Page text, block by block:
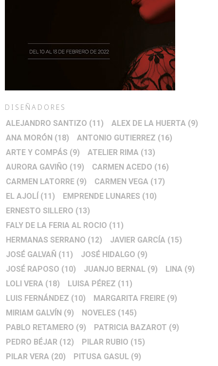
DISEÑADORES
ALEJANDRO SANTIZO (11) ALEX DE LA HUERTA (9)
ANA MORÓN (18) ANTONIO GUTIERREZ (16)
ARTE Y COMPÁS (9) ATELIER RIMA (13)
AURORA GAVIÑO (19) CARMEN ACEDO (16)
CARMEN LATORRE (9) CARMEN VEGA (17)
EL AJOLÍ (11) EMPRENDE LUNARES (10)
ERNESTO SILLERO (13)
FALY DE LA FERIA AL ROCIO (11)
HERMANAS SERRANO (12) JAVIER GARCÍA (15)
JOSÉ GALVAÑ (11) JOSÉ HIDALGO (9)
JOSÉ RAPOSO (10) JUANJO BERNAL (9) LINA (9)
LOLI VERA (18) LUISA PÉREZ (11)
LUIS FERNÁNDEZ (10) MARGARITA FREIRE (9)
MIRIAM GALVÍN (9) NOVELES (145)
PABLO RETAMERO (9) PATRICIA BAZAROT (9)
PEDRO BÉJAR (12) PILAR RUBIO (15)
PILAR VERA (20) PITUSA GASUL (9)